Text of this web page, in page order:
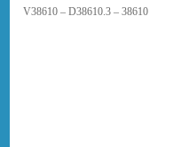
V38610 – D38610.3 – 38610